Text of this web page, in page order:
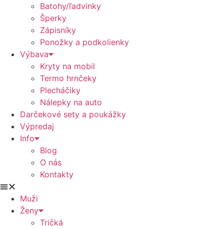
Batohy/ľadvinky
Šperky
Zápisníky
Ponožky a podkolienky
Výbava
Kryty na mobil
Termo hrnčeky
Plecháčiky
Nálepky na auto
Darčekové sety a poukážky
Výpredaj
Info
Blog
O nás
Kontakty
Muži
Ženy
Tričká